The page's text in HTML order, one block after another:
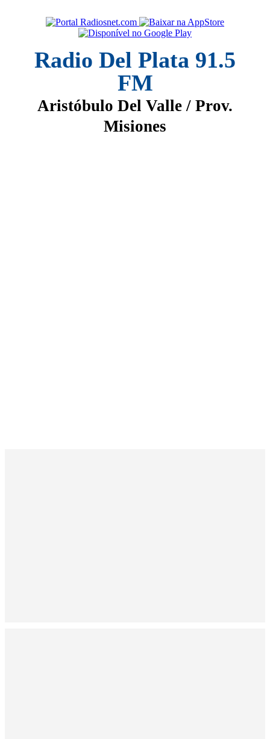
Radio Del Plata 91.5
FM
Aristóbulo Del Valle / Prov.
Misiones